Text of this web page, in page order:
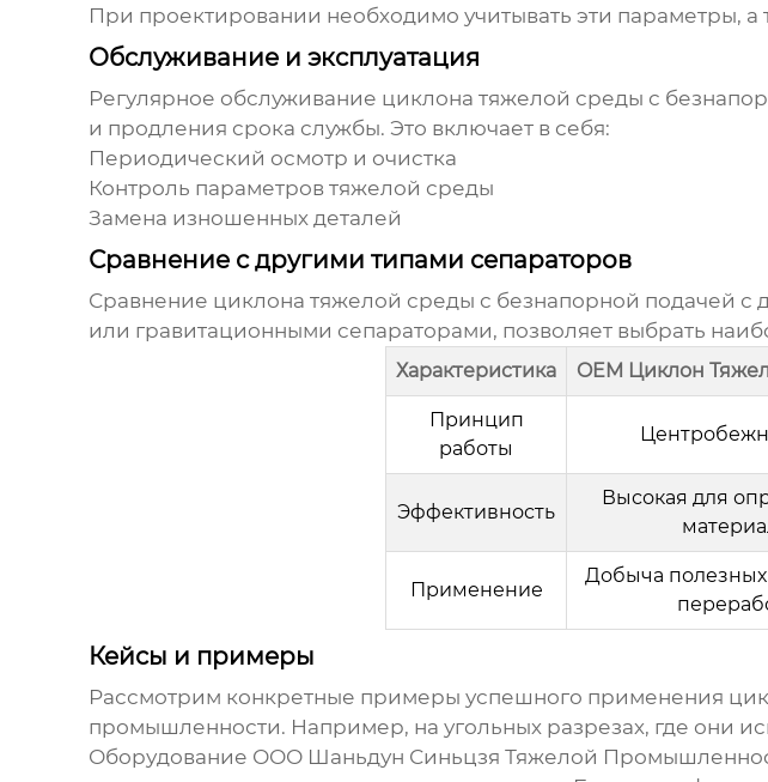
При проектировании необходимо учитывать эти параметры,
Обслуживание и эксплуатация
Регулярное обслуживание циклона тяжелой среды с
и продления срока службы. Это включает в себя:
Периодический осмотр и очистка
Контроль параметров тяжелой среды
Замена изношенных деталей
Сравнение с другими типами сепараторов
Сравнение циклона тяжелой среды с безнапорной подачей с
или гравитационными сепараторами, позволяет выбрать
Характеристика OEM Циклон
Принцип
работы
Эффективность
Высокая для
Применение
Добыча
Кейсы и примеры
Рассмотрим конкретные примеры успешного применения
промышленности. Например, на угольных разрезах, где они
Оборудование ООО Шаньдун Синьцзя Тяжелой